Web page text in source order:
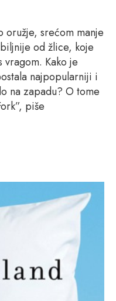
oružje, srećom manje
od žlice, koje
vragom. Kako je
najpopularniji i
na zapadu? O tome
piše